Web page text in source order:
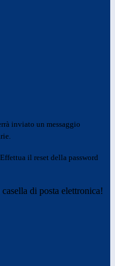
inviato un messaggio
il reset della password
di posta elettronica!